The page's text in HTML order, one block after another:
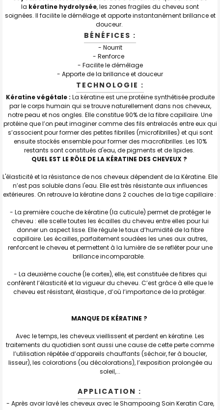
AU PANIER
la kératine hydrolysée, les zones fragiles du cheveu sont
soignées. Il facilite le démêlage et apporte instantanément brillance et
douceur.
BÉNÉFICES :
- Nourrit
- Renforce
- Facilite le démêlage
- Apporte de la brillance et douceur
TECHNOLOGIE :
Kératine végétale : La kératine est une protéine synthétisée produite
par le corps humain qui se trouve naturellement dans nos cheveux,
notre peau et nos ongles. Elle constitue 90% de la fibre capillaire. Une
protéine que l’on peut imaginer comme des fils entrelacés entre eux qui
s’associent pour former des petites fibrilles (microfibrilles) et qui sont
ensuite stockés ensemble pour former des macrofibrilles. Les 10%
restants sont constitués d'eau, de pigments et de lipides.
QUEL EST LE RÔLE DE LA KÉRATINE DES CHEVEUX ?
L'élasticité et la résistance de nos cheveux dépendent de la Kératine. Elle
n’est pas soluble dans l'eau. Elle est très résistante aux influences
extérieures. On retrouve la kératine dans 2 couches de la tige capillaire :
- La première couche de kératine (la cuticule) permet de protéger le
cheveu : elle scelle toutes les écailles du cheveu entre elles pour lui
donner un aspect lisse. Elle régule le taux d’humidité de la fibre
capillaire. Les écailles, parfaitement soudées les unes aux autres,
renforcent le cheveu et permettent à la lumière de se refléter pour une
brillance incomparable.
- La deuxième couche (le cortex), elle, est constituée de fibres qui
confèrent l’élasticité et la vigueur du cheveu. C’est grâce à elle que le
cheveu est résistant, élastique , d’où l’importance de la protéger.
MANQUE DE KÉRATINE ?
Avec le temps, les cheveux vieillissent et perdent en kératine. Les
traitements du quotidien sont aussi une cause de cette perte comme
l’utilisation répétée d’appareils chauffants (séchoir, fer à boucler,
lisseur), les colorations (ou décolorations), l’exposition prolongée au
soleil,...
APPLICATION :
- Après avoir lavé les cheveux avec le Shampooing Soin Keratin Care,